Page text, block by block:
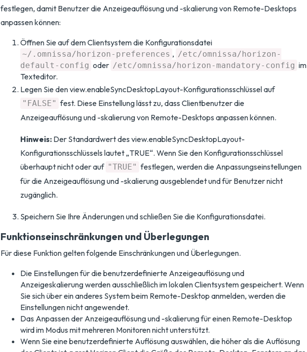
festlegen, damit Benutzer die Anzeigeauflösung und -skalierung von Remote-Desktops
anpassen können:
Öffnen Sie auf dem Clientsystem die Konfigurationsdatei
~/.omnissa/horizon-preferences , /etc/omnissa/horizon-
default-config oder /etc/omnissa/horizon-mandatory-config im
Texteditor.
Legen Sie den view.enableSyncDesktopLayout-Konfigurationsschlüssel auf
"FALSE" fest. Diese Einstellung lässt zu, dass Clientbenutzer die
Anzeigeauflösung und -skalierung von Remote-Desktops anpassen können.
Hinweis: Der Standardwert des view.enableSyncDesktopLayout-
Konfigurationsschlüssels lautet „TRUE“. Wenn Sie den Konfigurationsschlüssel
überhaupt nicht oder auf "TRUE" festlegen, werden die Anpassungseinstellungen
für die Anzeigeauflösung und -skalierung ausgeblendet und für Benutzer nicht
zugänglich.
Speichern Sie Ihre Änderungen und schließen Sie die Konfigurationsdatei.
Funktionseinschränkungen und Überlegungen
Für diese Funktion gelten folgende Einschränkungen und Überlegungen.
Die Einstellungen für die benutzerdefinierte Anzeigeauflösung und
Anzeigeskalierung werden ausschließlich im lokalen Clientsystem gespeichert. Wenn
Sie sich über ein anderes System beim Remote-Desktop anmelden, werden die
Einstellungen nicht angewendet.
Das Anpassen der Anzeigeauflösung und -skalierung für einen Remote-Desktop
wird im Modus mit mehreren Monitoren nicht unterstützt.
Wenn Sie eine benutzerdefinierte Auflösung auswählen, die höher als die Auflösung